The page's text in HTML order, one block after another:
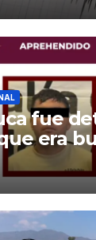
fue
era
de